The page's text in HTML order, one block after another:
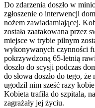
Do zdarzenia doszło w
zgłoszenie o interwencji
nożem zawiadamiającej.
została zaatakowana przez
miejsce w trybie pilnym
wykonywanych czynności
pokrzywdzoną 65-letnią
doszło do scysji podczas
do słowa doszło do tego,
ugodził nim sześć razy
Kobieta trafiła do szpitala,
zagrażały jej życiu.